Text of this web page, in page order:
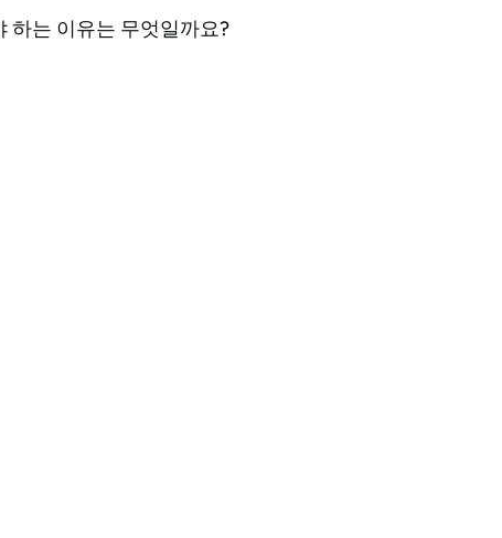
하는 이유는 무엇일까요?